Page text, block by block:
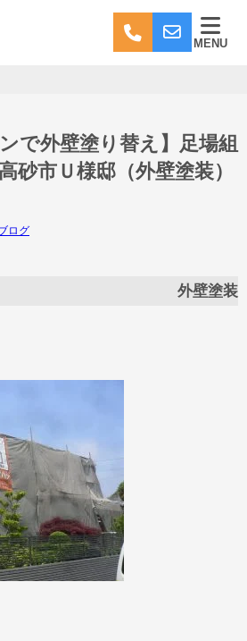
MENU
で外壁塗り替え】足場組
市Ｕ様邸（外壁塗装）
ログ
外壁塗装